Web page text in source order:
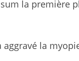
la première
la